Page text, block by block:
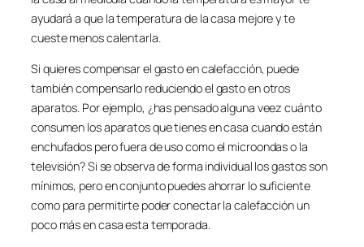
ayudará a que la temperatura de la casa mejore y te
cueste menos calentarla.
Si quieres compensar el gasto en calefacción, puede
también compensarlo reduciendo el gasto en otros
aparatos. Por ejemplo, ¿has pensado alguna veez cuánto
consumen los aparatos que tienes en casa cuando están
enchufados pero fuera de uso como el microondas o la
televisión? Si se observa de forma individual los gastos son
mínimos, pero en conjunto puedes ahorrar lo suficiente
como para permitirte poder conectar la calefacción un
poco más en casa esta temporada.